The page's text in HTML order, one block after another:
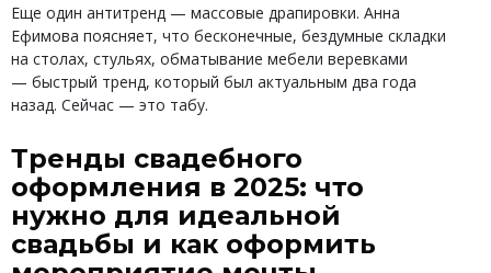
Еще один антитренд — массовые драпировки. Анна
Ефимова поясняет, что бесконечные, бездумные складки
на столах, стульях, обматывание мебели веревками
— быстрый тренд, который был актуальным два года
назад. Сейчас — это табу.
Тренды свадебного
оформления в 2025: что
нужно для идеальной
свадьбы и как оформить